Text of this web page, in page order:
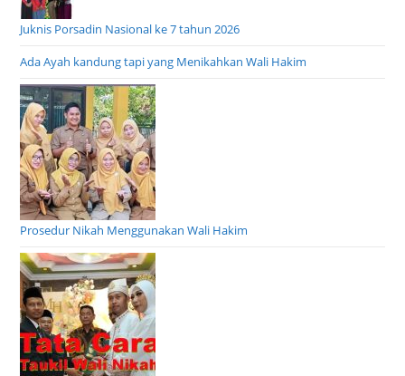
Juknis Porsadin Nasional ke 7 tahun 2026
Ada Ayah kandung tapi yang Menikahkan Wali Hakim
Prosedur Nikah Menggunakan Wali Hakim